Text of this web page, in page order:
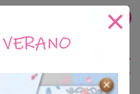
0€